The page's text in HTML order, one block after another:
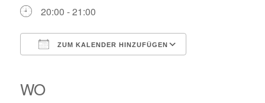
20:00 - 21:00
ZUM KALENDER HINZUFÜGEN
WO